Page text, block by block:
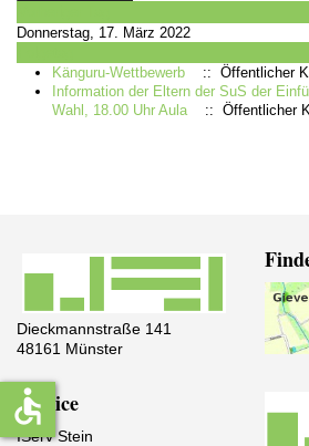
Donnerstag, 17. März 2022
Känguru-Wettbewerb
:: Öffentlicher
Information der Eltern der SuS der
Wahl, 18.00 Uhr Aula
:: Öffentlicher
Dieckmannstraße 141
48161 Münster
Service
IServ Stein
accessible